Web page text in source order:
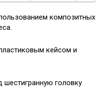
композитных
кейсом и
шестигранную головку